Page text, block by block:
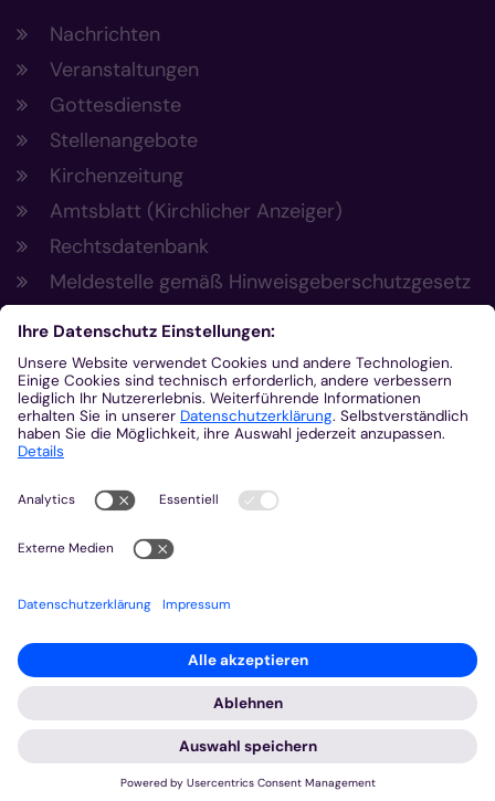
Nachrichten
Veranstaltungen
Gottesdienste
Stellenangebote
Kirchenzeitung
Amtsblatt (Kirchlicher Anzeiger)
Rechtsdatenbank
Meldestelle gemäß Hinweisgeberschutzgesetz
Kontakt
Bischöfliches Generalvikariat Aachen
+49 241 452-0
www.bistum-aachen.de
Besuchen Sie uns auf
© 2023 Bistum Aachen
Impressum
Datenschutz